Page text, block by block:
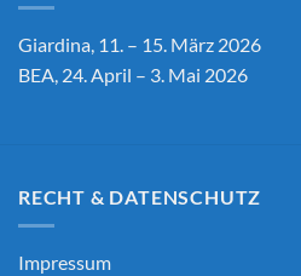
Giardina, 11. – 15. März 2026
BEA, 24. April – 3. Mai 2026
RECHT & DATENSCHUTZ
Impressum